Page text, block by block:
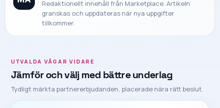
Redaktionellt innehåll från Marketplace. Artikeln
granskas och uppdateras när nya uppgifter
tillkommer.
UTVALDA VÄGAR VIDARE
Jämför och välj med bättre underlag
Tydligt märkta partnererbjudanden, placerade nära rätt beslut.